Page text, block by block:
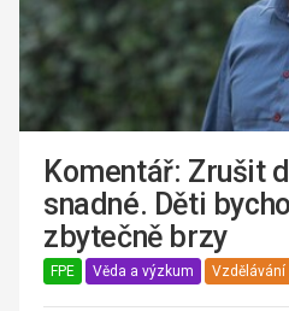
Komentář: Zrušit
snadné. Děti
zbytečně brzy
FPE Věda a výzkum Vzdělávání